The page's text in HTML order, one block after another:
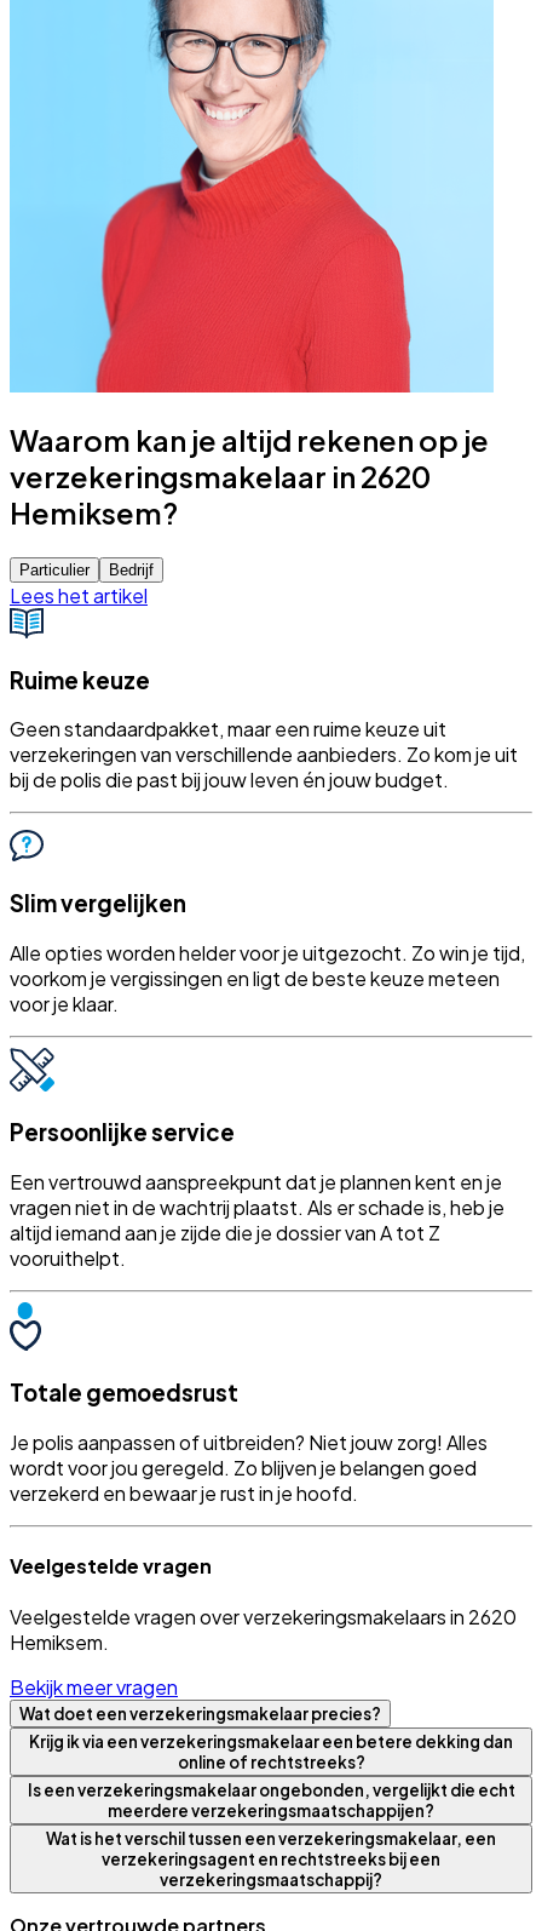
Waarom kan je altijd rekenen op je
verzekeringsmakelaar in 2620
Hemiksem?
Particulier Bedrijf
Lees het artikel
Ruime keuze
Geen standaardpakket, maar een ruime keuze uit
verzekeringen van verschillende aanbieders. Zo kom je uit
bij de polis die past bij jouw leven én jouw budget.
Slim vergelijken
Alle opties worden helder voor je uitgezocht. Zo win je tijd,
voorkom je vergissingen en ligt de beste keuze meteen
voor je klaar.
Persoonlijke service
Een vertrouwd aanspreekpunt dat je plannen kent en je
vragen niet in de wachtrij plaatst. Als er schade is, heb je
altijd iemand aan je zijde die je dossier van A tot Z
vooruithelpt.
Totale gemoedsrust
Je polis aanpassen of uitbreiden? Niet jouw zorg! Alles
wordt voor jou geregeld. Zo blijven je belangen goed
verzekerd en bewaar je rust in je hoofd.
Veelgestelde vragen
Veelgestelde vragen over verzekeringsmakelaars in 2620
Hemiksem.
Bekijk meer vragen
Wat doet een verzekeringsmakelaar precies?
Krijg ik via een verzekeringsmakelaar een betere dekking dan
online of rechtstreeks?
Is een verzekeringsmakelaar ongebonden, vergelijkt die echt
meerdere verzekeringsmaatschappijen?
Wat is het verschil tussen een verzekeringsmakelaar, een
verzekeringsagent en rechtstreeks bij een
verzekeringsmaatschappij?
Onze vertrouwde partners